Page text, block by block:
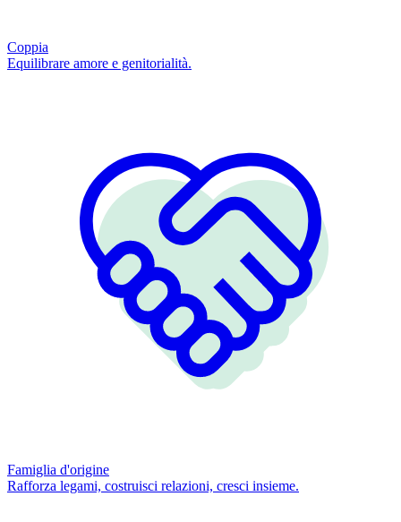
Coppia
Equilibrare amore e genitorialità.
Famiglia d'origine
Rafforza legami, costruisci relazioni, cresci insieme.